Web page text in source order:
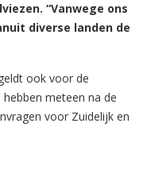
“Vanwege ons
diverse landen de
ook voor de
hebben meteen na de
voor Zuidelijk en